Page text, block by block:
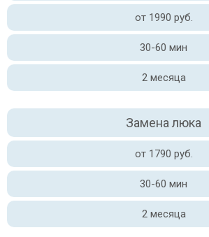
от 1990 руб.
30-60 мин
2 месяца
Замена люка
от 1790 руб.
30-60 мин
2 месяца